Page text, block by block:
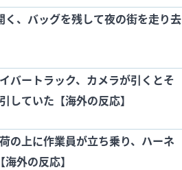
、バッグを残して夜の街を走り去
バートラック、カメラが引くとそ
していた【海外の反応】
の上に作業員が立ち乗り、ハーネ
外の反応】